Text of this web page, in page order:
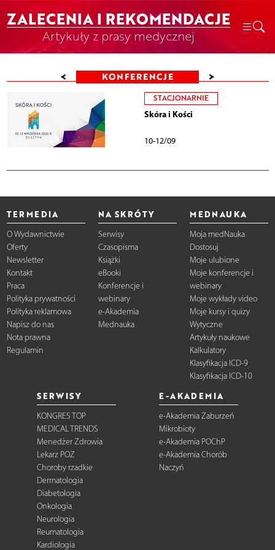
ZALECENIA I REKOMENDACJE
Artykuły z prasy medycznej
< KONFERENCJE >
STACJONARNIE
Skóra i Kości
10-12/09
TERMEDIA
O Wydawnictwie
Oferty
Newsletter
Kontakt
Praca
Polityka prywatności
Polityka reklamowa
Napisz do nas
Nota prawna
Regulamin
NA SKRÓTY
Serwisy
Czasopisma
Książki
eBooki
Konferencje i
webinary
e-Akademia
Mednauka
MEDNAUKA
Moja medNauka
Dostosuj
Moje ulubione
Moje konferencje i
webinary
Moje wykłady video
Moje kursy i quizy
Wytyczne
Artykuły naukowe
Kalkulatory
Klasyfikacja ICD-9
Klasyfikacja ICD-10
SERWISY
KONGRES TOP
MEDICAL TRENDS
Menedżer Zdrowia
Lekarz POZ
Choroby rzadkie
Dermatologia
Diabetologia
Onkologia
Neurologia
Reumatologia
Kardiologia
E-AKADEMIA
e-Akademia Zaburzeń
Mikrobioty
e-Akademia POChP
e-Akademia Chorób
Naczyń